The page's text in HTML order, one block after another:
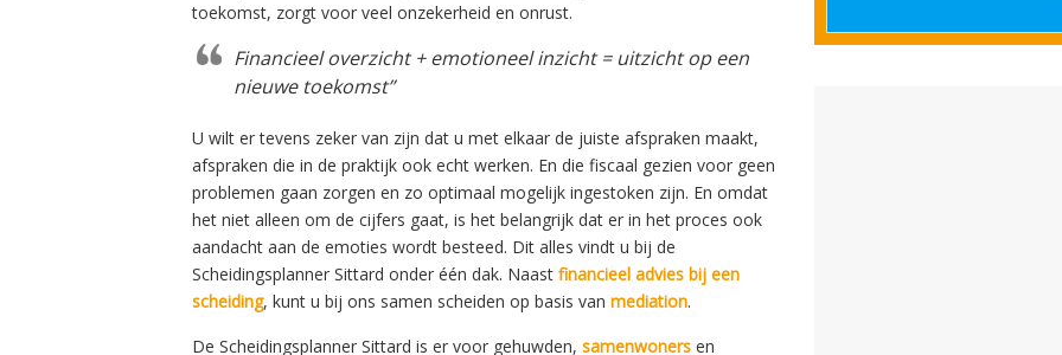
toekomst, zorgt voor veel onzekerheid en onrust.
Financieel overzicht + emotioneel inzicht = uitzicht op een
nieuwe toekomst”
U wilt er tevens zeker van zijn dat u met elkaar de juiste afspraken maakt,
afspraken die in de praktijk ook echt werken. En die fiscaal gezien voor geen
problemen gaan zorgen en zo optimaal mogelijk ingestoken zijn. En omdat
het niet alleen om de cijfers gaat, is het belangrijk dat er in het proces ook
aandacht aan de emoties wordt besteed. Dit alles vindt u bij de
Scheidingsplanner Sittard onder één dak. Naast financieel advies bij een
scheiding, kunt u bij ons samen scheiden op basis van mediation.
De Scheidingsplanner Sittard is er voor gehuwden, samenwoners en
b